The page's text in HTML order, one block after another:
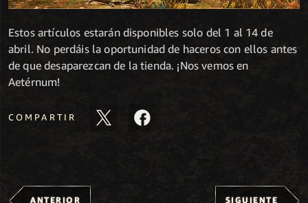
Estos artículos estarán disponibles solo del 1 al 14 de
abril. No perdáis la oportunidad de haceros con ellos antes
de que desaparezcan de la tienda. ¡Nos vemos en
Aetérnum!
COMPARTIR
ANTERIOR SIGUIENTE